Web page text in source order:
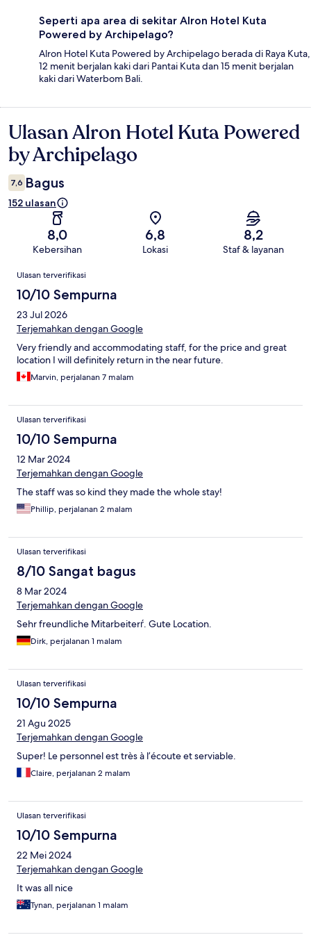
Seperti apa area di sekitar Alron Hotel Kuta
Powered by Archipelago?
Alron Hotel Kuta Powered by Archipelago berada di Raya Kuta,
12 menit berjalan kaki dari Pantai Kuta dan 15 menit berjalan
kaki dari Waterbom Bali.
Ulasan
Ulasan Alron Hotel Kuta Powered
by Archipelago
7,6 Bagus
152 ulasan
8,0
Kebersihan
6,8
Lokasi
8,2
Staf & layanan
Ulasan
Ulasan terverifikasi
10/10 Sempurna
23 Jul 2026
Terjemahkan dengan Google
Very friendly and accommodating staff, for the price and great
location I will definitely return in the near future.
Marvin, perjalanan 7 malam
Ulasan terverifikasi
10/10 Sempurna
12 Mar 2024
Terjemahkan dengan Google
The staff was so kind they made the whole stay!
Phillip, perjalanan 2 malam
Ulasan terverifikasi
8/10 Sangat bagus
8 Mar 2024
Terjemahkan dengan Google
Sehr freundliche Mitarbeiterŕ. Gute Location.
Dirk, perjalanan 1 malam
Ulasan terverifikasi
10/10 Sempurna
21 Agu 2025
Terjemahkan dengan Google
Super! Le personnel est très à l’écoute et serviable.
Claire, perjalanan 2 malam
Ulasan terverifikasi
10/10 Sempurna
22 Mei 2024
Terjemahkan dengan Google
It was all nice
Tynan, perjalanan 1 malam